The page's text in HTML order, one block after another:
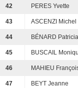
42 PERES Yvette
43 ASCENZI Michel
44 BÉNARD Patricia
45 BUSCAIL
46 MAHIEU
47 BEYT Jeanne